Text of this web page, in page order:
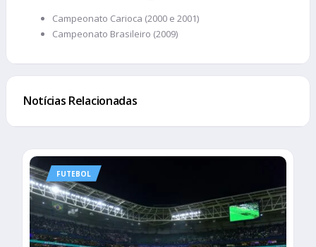
Campeonato Carioca (2000 e 2001)
Campeonato Brasileiro (2009)
Notícias Relacionadas
FUTEBOL